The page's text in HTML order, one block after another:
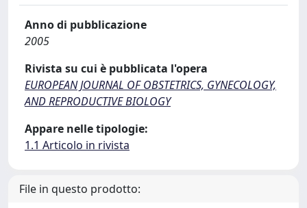
Anno di pubblicazione
2005
Rivista su cui è pubblicata l'opera
EUROPEAN JOURNAL OF OBSTETRICS, GYNECOLOGY,
AND REPRODUCTIVE BIOLOGY
Appare nelle tipologie:
1.1 Articolo in rivista
File in questo prodotto: